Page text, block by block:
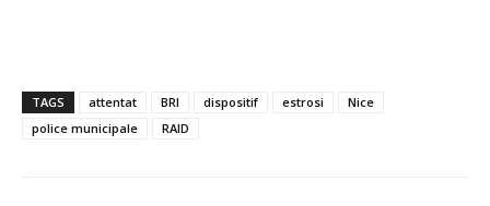
TAGS attentat BRI dispositif estrosi
Nice
police municipale
RAID